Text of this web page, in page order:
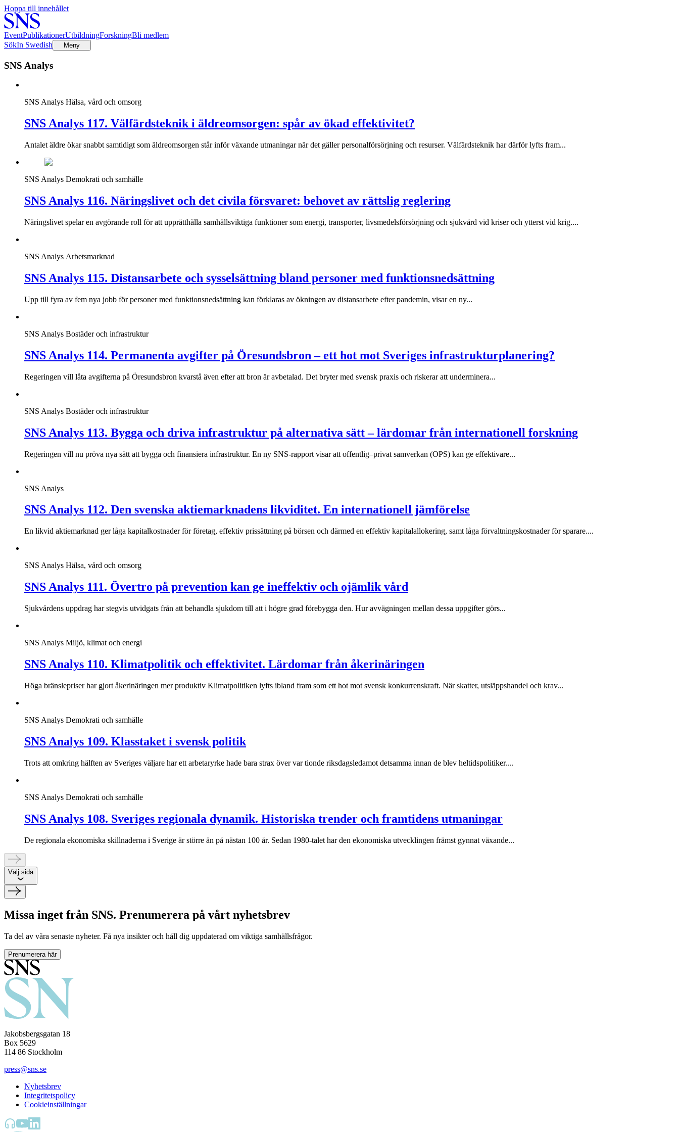
Hoppa till innehållet
EventPublikationerUtbildningForskningBli medlem
SökIn Swedish Meny
SNS Analys
SNS Analys Hälsa, vård och omsorg
SNS Analys 117. Välfärdsteknik i äldreomsorgen: spår av ökad effektivitet?
Antalet äldre ökar snabbt samtidigt som äldreomsorgen står inför växande utmaningar när det gäller personalförsörjning och resurser. Välfärdsteknik har därför lyfts fram...
SNS Analys Demokrati och samhälle
SNS Analys 116. Näringslivet och det civila försvaret: behovet av rättslig reglering
Näringslivet spelar en avgörande roll för att upprätthålla samhällsviktiga funktioner som energi, transporter, livsmedelsförsörjning och sjukvård vid kriser och ytterst vid krig....
SNS Analys Arbetsmarknad
SNS Analys 115. Distansarbete och sysselsättning bland personer med funktionsnedsättning
Upp till fyra av fem nya jobb för personer med funktionsnedsättning kan förklaras av ökningen av distansarbete efter pandemin, visar en ny...
SNS Analys Bostäder och infrastruktur
SNS Analys 114. Permanenta avgifter på Öresundsbron – ett hot mot Sveriges infrastrukturplanering?
Regeringen vill låta avgifterna på Öresundsbron kvarstå även efter att bron är avbetalad. Det bryter med svensk praxis och riskerar att underminera...
SNS Analys Bostäder och infrastruktur
SNS Analys 113. Bygga och driva infrastruktur på alternativa sätt – lärdomar från internationell forskning
Regeringen vill nu pröva nya sätt att bygga och finansiera infrastruktur. En ny SNS-rapport visar att offentlig–privat samverkan (OPS) kan ge effektivare...
SNS Analys
SNS Analys 112. Den svenska aktiemarknadens likviditet. En internationell jämförelse
En likvid aktiemarknad ger låga kapitalkostnader för företag, effektiv prissättning på börsen och därmed en effektiv kapitalallokering, samt låga förvaltningskostnader för sparare....
SNS Analys Hälsa, vård och omsorg
SNS Analys 111. Övertro på prevention kan ge ineffektiv och ojämlik vård
Sjukvårdens uppdrag har stegvis utvidgats från att behandla sjukdom till att i högre grad förebygga den. Hur avvägningen mellan dessa uppgifter görs...
SNS Analys Miljö, klimat och energi
SNS Analys 110. Klimatpolitik och effektivitet. Lärdomar från åkerinäringen
Höga bränslepriser har gjort åkerinäringen mer produktiv Klimatpolitiken lyfts ibland fram som ett hot mot svensk konkurrenskraft. När skatter, utsläppshandel och krav...
SNS Analys Demokrati och samhälle
SNS Analys 109. Klasstaket i svensk politik
Trots att omkring hälften av Sveriges väljare har ett arbetaryrke hade bara strax över var tionde riksdagsledamot detsamma innan de blev heltidspolitiker....
SNS Analys Demokrati och samhälle
SNS Analys 108. Sveriges regionala dynamik. Historiska trender och framtidens utmaningar
De regionala ekonomiska skillnaderna i Sverige är större än på nästan 100 år. Sedan 1980-talet har den ekonomiska utvecklingen främst gynnat växande...
Välj sida
Missa inget från SNS. Prenumerera på vårt nyhetsbrev
Ta del av våra senaste nyheter. Få nya insikter och håll dig uppdaterad om viktiga samhällsfrågor.
Prenumerera här
Jakobsbergsgatan 18
Box 5629
114 86 Stockholm
press@sns.se
Nyhetsbrev
Integritetspolicy
Cookieinställningar